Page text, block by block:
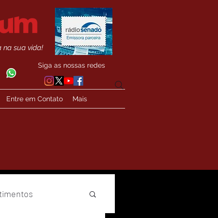
na sua vida!
Siga as nossas redes
Entre em Contato Mais